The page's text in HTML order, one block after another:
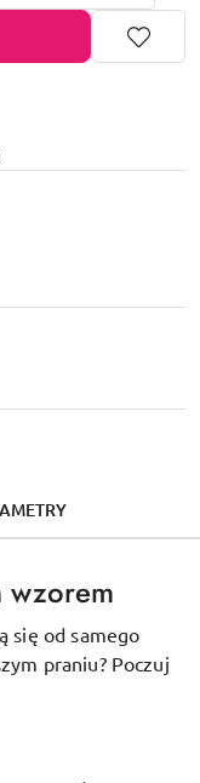
wzorem
się od samego
praniu? Poczuj